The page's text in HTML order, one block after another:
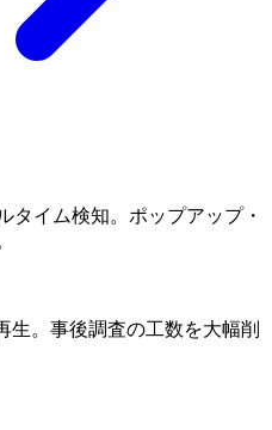
タイム検知。ポップアップ・
生。事後調査の工数を大幅削